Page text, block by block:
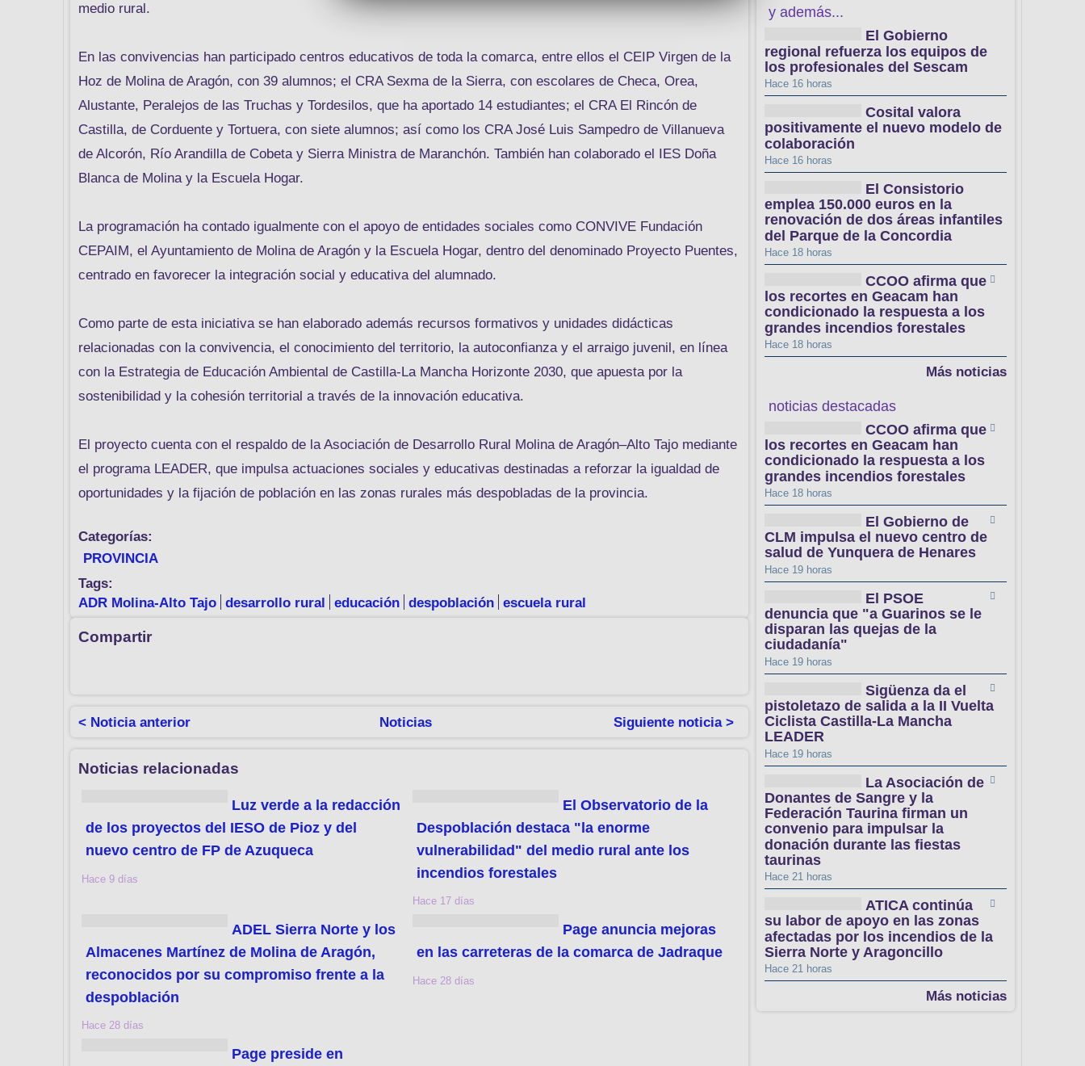
medio rural.
En las convivencias han participado centros educativos de toda la comarca, entre ellos el CEIP Virgen de la
Hoz de Molina de Aragón, con 39 alumnos; el CRA Sexma de la Sierra, con escolares de Checa, Orea,
Alustante, Peralejos de las Truchas y Tordesilos, que ha aportado 14 estudiantes; el CRA El Rincón de
Castilla, de Corduente y Tortuera, con siete alumnos; así como los CRA José Luis Sampedro de Villanueva
de Alcorón, Río Arandilla de Cobeta y Sierra Ministra de Maranchón. También han colaborado el IES Doña
Blanca de Molina y la Escuela Hogar.
La programación ha contado igualmente con el apoyo de entidades sociales como CONVIVE Fundación
CEPAIM, el Ayuntamiento de Molina de Aragón y la Escuela Hogar, dentro del denominado Proyecto Puentes,
centrado en favorecer la integración social y educativa del alumnado.
Como parte de esta iniciativa se han elaborado además recursos formativos y unidades didácticas
relacionadas con la convivencia, el conocimiento del territorio, la autoconfianza y el arraigo juvenil, en línea
con la Estrategia de Educación Ambiental de Castilla-La Mancha Horizonte 2030, que apuesta por la
sostenibilidad y la cohesión territorial a través de la innovación educativa.
El proyecto cuenta con el respaldo de la Asociación de Desarrollo Rural Molina de Aragón–Alto Tajo mediante
el programa LEADER, que impulsa actuaciones sociales y educativas destinadas a reforzar la igualdad de
oportunidades y la fijación de población en las zonas rurales más despobladas de la provincia.
Categorías:
PROVINCIA
Tags:
ADR Molina-Alto Tajo desarrollo rural educación despoblación escuela rural
Compartir
< Noticia anterior Noticias Siguiente noticia >
Noticias relacionadas
Luz verde a la redacción
de los proyectos del IESO de Pioz y del
nuevo centro de FP de Azuqueca
Hace 9 días
El Observatorio de la
Despoblación destaca "la enorme
vulnerabilidad" del medio rural ante los
incendios forestales
Hace 17 días
ADEL Sierra Norte y los
Almacenes Martínez de Molina de Aragón,
reconocidos por su compromiso frente a la
despoblación
Hace 28 días
Page anuncia mejoras
en las carreteras de la comarca de Jadraque
Hace 28 días
Page preside en
y además...
El Gobierno
regional refuerza los equipos de
los profesionales del Sescam
Hace 16 horas
Cosital valora
positivamente el nuevo modelo de
colaboración
Hace 16 horas
El Consistorio
emplea 150.000 euros en la
renovación de dos áreas infantiles
del Parque de la Concordia
Hace 18 horas
CCOO afirma que
los recortes en Geacam han
condicionado la respuesta a los
grandes incendios forestales
Hace 18 horas
Más noticias
noticias destacadas
CCOO afirma que
los recortes en Geacam han
condicionado la respuesta a los
grandes incendios forestales
Hace 18 horas
El Gobierno de
CLM impulsa el nuevo centro de
salud de Yunquera de Henares
Hace 19 horas
El PSOE
denuncia que "a Guarinos se le
disparan las quejas de la
ciudadanía"
Hace 19 horas
Sigüenza da el
pistoletazo de salida a la II Vuelta
Ciclista Castilla-La Mancha
LEADER
Hace 19 horas
La Asociación de
Donantes de Sangre y la
Federación Taurina firman un
convenio para impulsar la
donación durante las fiestas
taurinas
Hace 21 horas
ATICA continúa
su labor de apoyo en las zonas
afectadas por los incendios de la
Sierra Norte y Aragoncillo
Hace 21 horas
Más noticias